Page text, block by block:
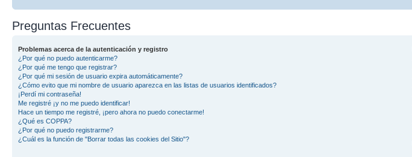
Preguntas Frecuentes
Problemas acerca de la autenticación y registro
¿Por qué no puedo autenticarme?
¿Por qué me tengo que registrar?
¿Por qué mi sesión de usuario expira automáticamente?
¿Cómo evito que mi nombre de usuario aparezca en las listas de usuarios identificados?
¡Perdí mi contraseña!
Me registré ¡y no me puedo identificar!
Hace un tiempo me registré, ¡pero ahora no puedo conectarme!
¿Qué es COPPA?
¿Por qué no puedo registrarme?
¿Cuál es la función de "Borrar todas las cookies del Sitio"?